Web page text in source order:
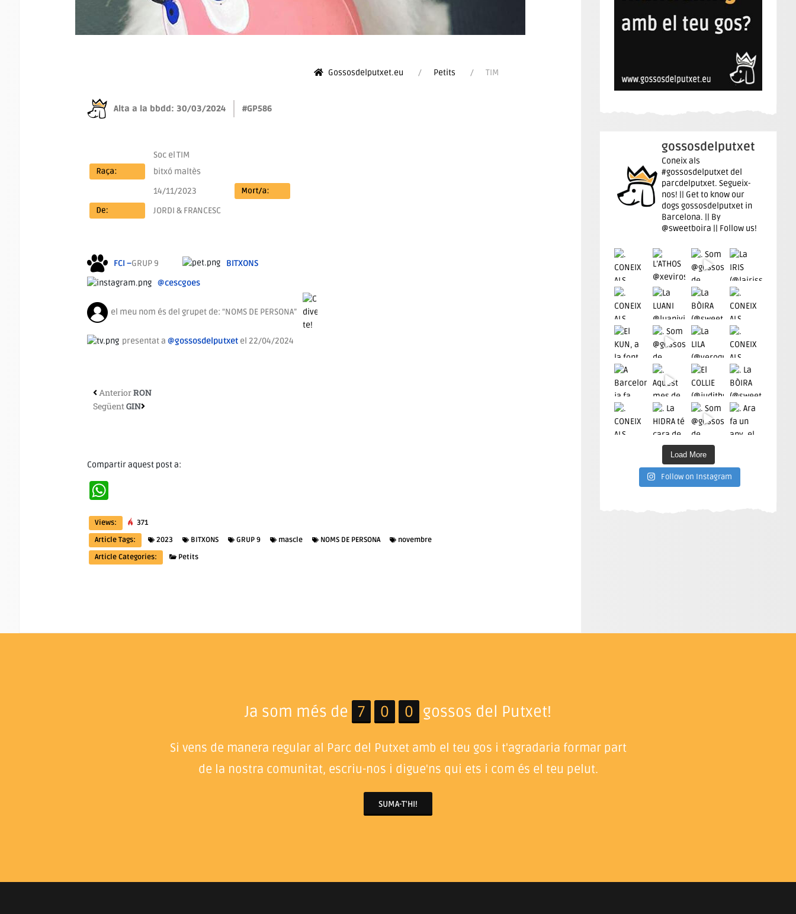
Gossosdelputxet.eu Petits TIM
Alta a la bbdd: 30/03/2024 #GP586
Soc elTIM
bitxó maltès
14/11/2023
JORDI & FRANCESC
FCI –GRUP 9
BITXONS
@cescgoes
el meu nom és del grupet de: “NOMS DE PERSONA”
presentat a @gossosdelputxet el 22/04/2024
AnteriorRON
SegüentGIN
Compartir aquest post a:
Views:
371
Article Tags:
2023 BITXONS GRUP 9 mascle NOMS DE PERSONA
novembre
Article Categories:
Petits
gossosdelputxet
Coneix als
#gossosdelputxet del
parcdelputxet. Segueix-
nos! || Get to know our
dogs gossosdelputxet in
Barcelona. || By
@sweetboira || Follow us!
Load More
Follow on Instagram
Ja som més de 7 0 0 gossos del Putxet!
Si vens de manera regular al Parc del Putxet amb el teu gos i t'agradaria formar part
de la nostra comunitat, escriu-nos i digue'ns qui ets i com és el teu pelut.
SUMA-T'HI!